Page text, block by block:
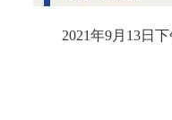
2021年9月13日